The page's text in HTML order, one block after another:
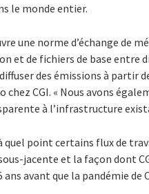
le monde entier.
une norme d’échange de
et de fichiers de base entre
des émissions à partir
chez CGI. « Nous avons
à l’infrastructure
point certains flux de
jacente et la façon dont
avant que la pandémie de